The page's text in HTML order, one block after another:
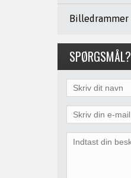
Billedrammer
SPØRGSMÅL?